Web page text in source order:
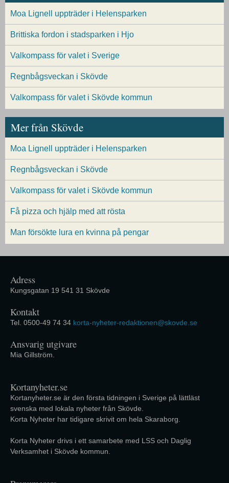
Moa Lignell uppträder i Helensparken
Brittiska fordon i stadsparken i Hjo
Valkompass för valet i Sverige
Regnbågsveckan i Skövde
Valkompass för valet i Skövde kommun
Mer från Skövde
Moa Lignell uppträder i Helensparken
Regnbågsveckan i Skövde
Valkompass för valet i Skövde kommun
Få pizza och hjälp med att rösta
Man försökte lura en kvinna på pengar
Adress
Kungsgatan 19 541 31 Skövde
Kontakt
Tel. 0500-49 74 34 korta-nyheter-redaktionen@skovde.se
Ansvarig utgivare
Mia Gillström.
Kortanyheter.se
Kortanyheter.se är den första tidningen i Sverige på lättläst
svenska med lokala nyheter från Skövde.
Korta Nyheter har tidigare skrivit om hela Skaraborg.
Korta Nyheter drivs i ett samarbete med LSS och Daglig
Verksamhet i Skövde kommun.